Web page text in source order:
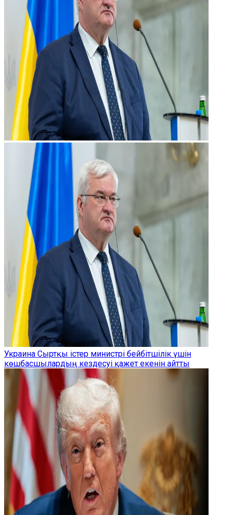
Украина Сыртқы істер министрі бейбітшілік үшін
көшбасшылардың кездесуі қажет екенін айтты